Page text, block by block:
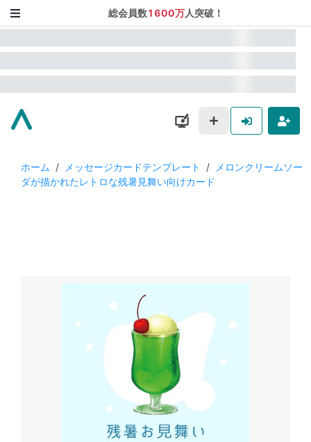
総会員数1600万人突破！
ホーム / メッセージカードテンプレート /
メロンクリームソー
ダが描かれたレトロな残暑見舞い向けカード